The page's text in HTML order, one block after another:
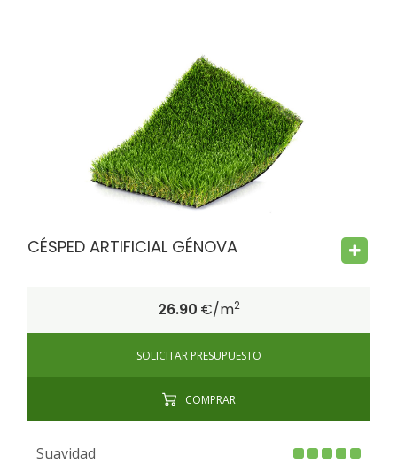
FIRE PROOF CHILD SAFE BACTERIA FREE
CÉSPED ARTIFICIAL GÉNOVA
26.90 €/m2
SOLICITAR PRESUPUESTO
COMPRAR
Suavidad